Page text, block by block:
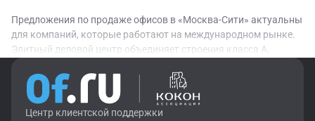
Предложения по продаже офисов в «Москва-Сити» актуальны
для компаний, которые работают на международном рынке.
Элитный деловой центр объединяет строения класса А,
работают заведения HoReCa, фитнес-клубы, презентационные
залы, площадки для проведения концертов и конференций,
магазины, салоны красоты, отделения банков. Для жильцов,
Центр клиентской поддержки